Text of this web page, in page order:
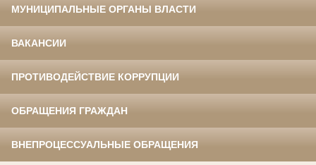
МУНИЦИПАЛЬНЫЕ ОРГАНЫ ВЛАСТИ
ВАКАНСИИ
ПРОТИВОДЕЙСТВИЕ КОРРУПЦИИ
ОБРАЩЕНИЯ ГРАЖДАН
ВНЕПРОЦЕССУАЛЬНЫЕ ОБРАЩЕНИЯ